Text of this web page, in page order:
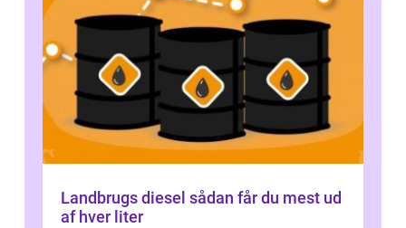
Landbrugs diesel sådan får du mest ud
af hver liter